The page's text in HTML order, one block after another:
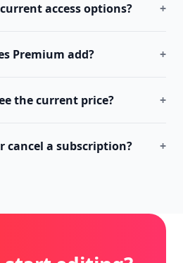
access options? +
Premium add? +
the current price? +
cancel a subscription? +